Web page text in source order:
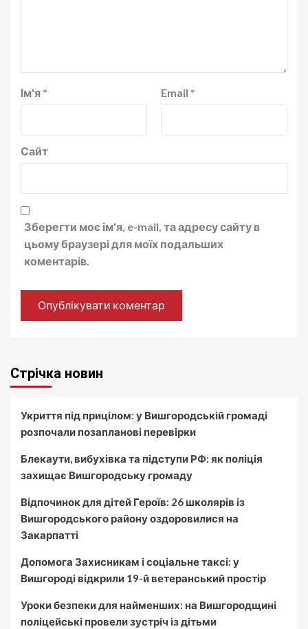
Ім'я * Email *
Сайт
Зберегти моє ім'я, e-mail, та адресу сайту в
цьому браузері для моїх подальших
коментарів.
Стрічка новин
Укриття під прицілом: у Вишгородській громаді
розпочали позапланові перевірки
Блекаути, вибухівка та підступи РФ: як поліція
захищає Вишгородську громаду
Відпочинок для дітей Героїв: 26 школярів із
Вишгородського району оздоровилися на
Закарпатті
Допомога Захисникам і соціальне таксі: у
Вишгороді відкрили 19-й ветеранський простір
Уроки безпеки для найменших: на Вишгородщині
поліцейські провели зустріч із дітьми